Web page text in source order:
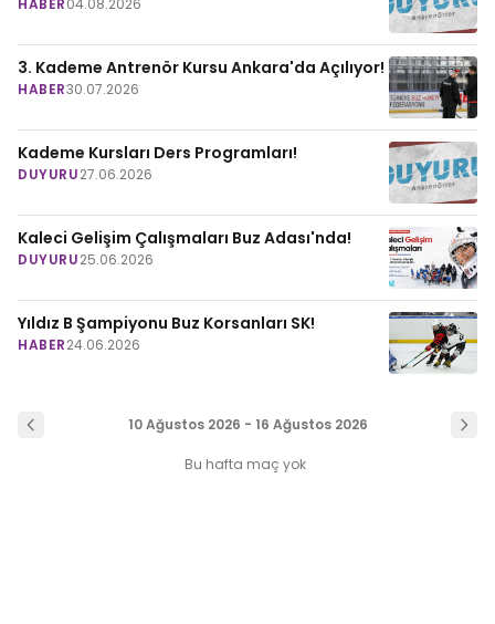
HABER04.08.2026
3. Kademe Antrenör Kursu Ankara'da Açılıyor!
HABER30.07.2026
Kademe Kursları Ders Programları!
DUYURU27.06.2026
Kaleci Gelişim Çalışmaları Buz Adası'nda!
DUYURU25.06.2026
Yıldız B Şampiyonu Buz Korsanları SK!
HABER24.06.2026
10 Ağustos 2026 - 16 Ağustos 2026
Bu hafta maç yok